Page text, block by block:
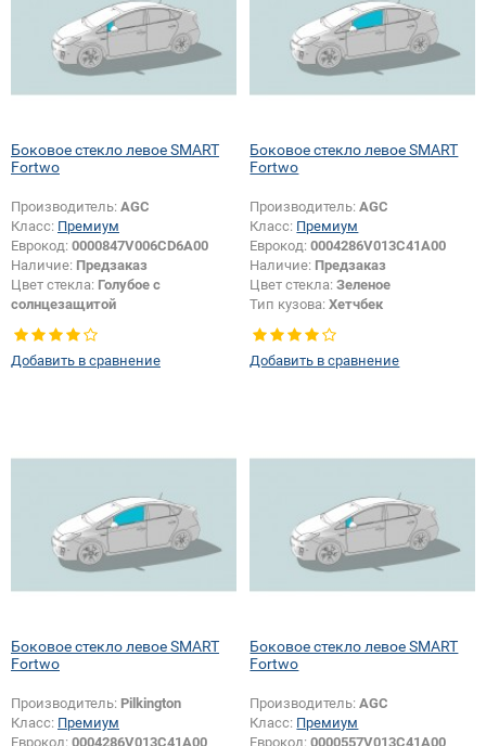
Боковое стекло левое SMART
Fortwo
Производитель: AGC
Класс: Премиум
Еврокод: 0000847V006CD6A00
Наличие: Предзаказ
Цвет стекла: Голубое с
солнцезащитой
Тип кузова: Хетчбек
Тип стекла:Боковое стекло левое
Добавить в сравнение
Боковое стекло левое SMART
Fortwo
Производитель:AGC
Класс: Премиум
Еврокод:0004286V013C41A00
Наличие: Предзаказ
Цвет стекла:Зеленое
Тип кузова:Хетчбек
Тип стекла:Боковое стекло левое
Добавить в сравнение
Боковое стекло левое SMART
Fortwo
Производитель: Pilkington
Класс: Премиум
Еврокод: 0004286V013C41A00
Боковое стекло левое SMART
Fortwo
Производитель:AGC
Класс: Премиум
Еврокод:0000557V013C41A00